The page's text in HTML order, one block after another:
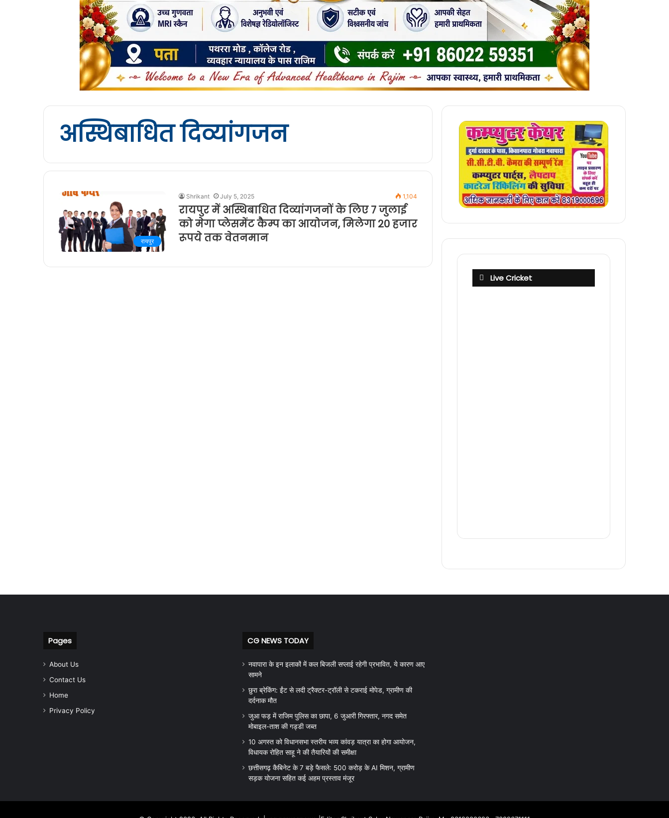
अस्थिबाधित दिव्यांगजन
रायपुर
Shrikant July 5, 2025 1,104
रायपुर में अस्थिबाधित दिव्यांगजनों के लिए 7 जुलाई
को मेगा प्लेसमेंट कैम्प का आयोजन, मिलेगा 20 हजार
रूपये तक वेतनमान
Live Cricket
Pages
About Us
Contact Us
Home
Privacy Policy
CG NEWS TODAY
नवापारा के इन इलाकों में कल बिजली सप्लाई रहेगी प्रभावित, ये कारण आए
सामने
छुरा ब्रेकिंग: ईंट से लदी ट्रैक्टर-ट्रॉली से टकराई मोपेड, ग्रामीण की
दर्दनाक मौत
जुआ फड़ में राजिम पुलिस का छापा, 6 जुआरी गिरफ्तार, नगद समेत
मोबाइल-ताश की गड्डी जब्त
10 अगस्त को विधानसभा स्तरीय भव्य कांवड़ यात्रा का होगा आयोजन,
विधायक रोहित साहू ने की तैयारियों की समीक्षा
छत्तीसगढ़ कैबिनेट के 7 बड़े फैसले: 500 करोड़ के AI मिशन, ग्रामीण
सड़क योजना सहित कई अहम प्रस्ताव मंजूर